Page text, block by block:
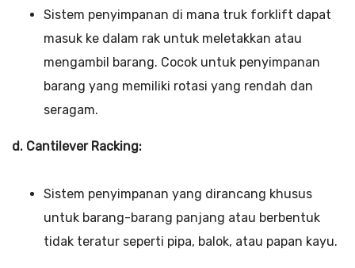
Sistem penyimpanan di mana truk forklift dapat
masuk ke dalam rak untuk meletakkan atau
mengambil barang. Cocok untuk penyimpanan
barang yang memiliki rotasi yang rendah dan
seragam.
d. Cantilever Racking:
Sistem penyimpanan yang dirancang khusus
untuk barang-barang panjang atau berbentuk
tidak teratur seperti pipa, balok, atau papan kayu.